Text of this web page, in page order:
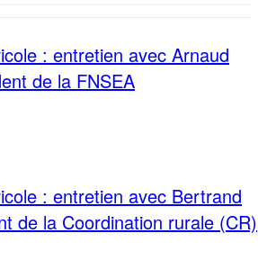
: entretien avec Arnaud
de la FNSEA
: entretien avec Bertrand
de la Coordination rurale (CR)